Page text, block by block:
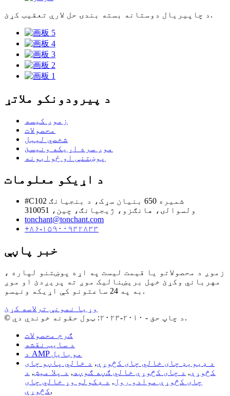
د چاپیریال دوستانه بسته بندۍ حل لارې تعقیب کړئ.
د پیرودونکو ملاتړ
زموږ کیسه
محصولات
شخصي لیبل
موږ سره اړیکه ونیسئ
پوښتنې او ځوابونه
د اړیکو معلومات
#C102 شمیره 650 بنیان سړک، د بنجیانګ
ولسوالۍ، هانګزو، ژیجیانګ، چین، 310051
tonchant@tonchant.com
+۸۶-۱۵۹۰۰۹۳۲۸۳۳
خبر پاڼې
زموږ د محصولاتو یا قیمت لیست په اړه پوښتنو لپاره ،
مهرباني وکړئ خپل بریښنالیک موږ ته پریږدئ او موږ
به په 24 ساعتونو کې اړیکه ونیسو.
وړیا نمونې ترلاسه کړئ
© د چاپ حق - ۲۰۱۰-۲۰۲۳: ټول حقونه خوندي دي.
ګرم محصولات
د سایټ نقشه
د AMP موبایل
د ډیویډ چای خالي چای کڅوړې, د خالي پاڼو چای
کڅوړې, د چای کڅوړې خالي ګڼه ګوڼه , د پلا میش, د
چای کڅوړې موادو رول, د ډکولو وړ خالي چای
کڅوړې,